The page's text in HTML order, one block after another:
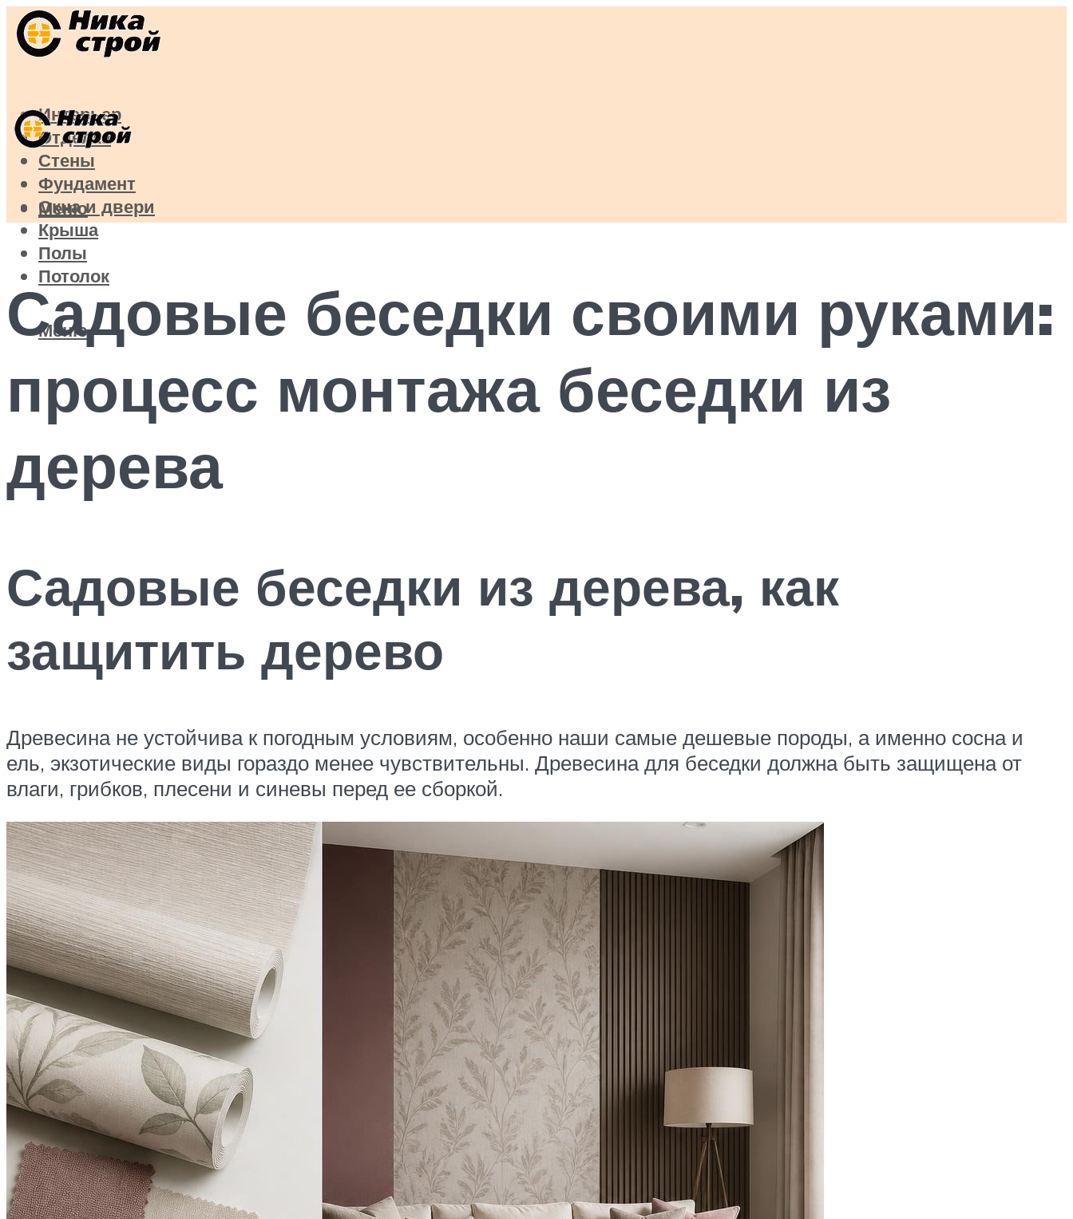
Интерьер
Отделка
Стены
Фундамент
Окна и двери
Крыша
Полы
Потолок
Меню
Меню
Садовые беседки своими руками:
процесс монтажа беседки из
дерева
Садовые беседки из дерева, как
защитить дерево
Древесина не устойчива к погодным условиям, особенно наши самые дешевые породы, а именно сосна и
ель, экзотические виды гораздо менее чувствительны. Древесина для беседки должна быть защищена от
влаги, грибков, плесени и синевы перед ее сборкой.